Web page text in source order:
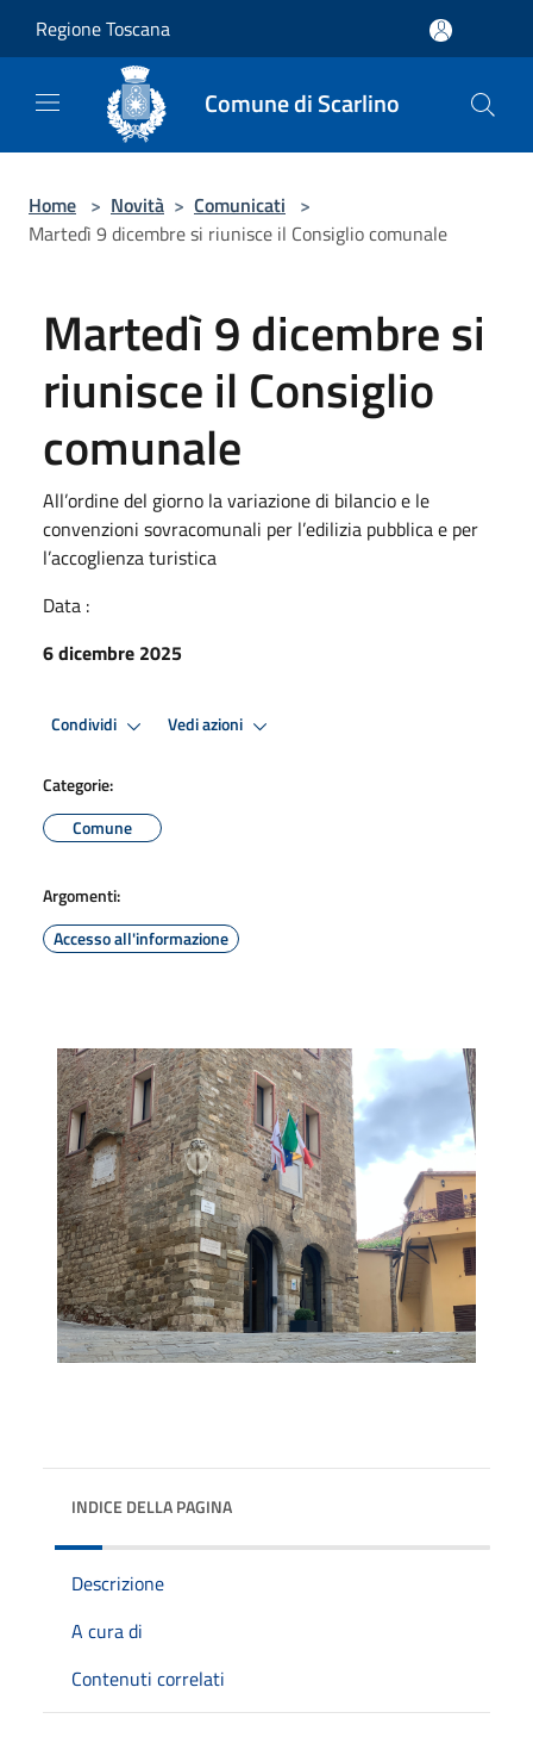
Regione Toscana
Comune di Scarlino
Home > Novità > Comunicati >
Martedì 9 dicembre si riunisce il Consiglio comunale
Martedì 9 dicembre si
riunisce il Consiglio
comunale
All’ordine del giorno la variazione di bilancio e le
convenzioni sovracomunali per l’edilizia pubblica e per
l’accoglienza turistica
Data :
6 dicembre 2025
Condividi Vedi azioni
Categorie:
Comune
Argomenti:
Accesso all'informazione
INDICE DELLA PAGINA
Descrizione
A cura di
Contenuti correlati